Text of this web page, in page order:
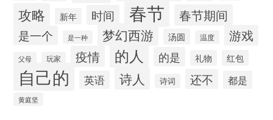
攻略 新年 时间 春节 春节期间
是一个 是一种 梦幻西游 汤圆 温度 游戏
父母 玩家 疫情 的人 的是 礼物 红包
自己的 英语 诗人 诗词 还不 都是
黄庭坚